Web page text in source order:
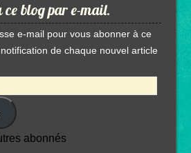
ce blog par e-mail.
e-mail pour vous abonner à ce
de chaque nouvel article
abonnés